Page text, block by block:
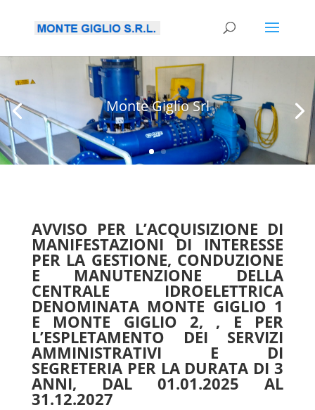
Monte Giglio Srl
AVVISO PER L’ACQUISIZIONE DI
MANIFESTAZIONI DI INTERESSE
PER LA GESTIONE, CONDUZIONE
E MANUTENZIONE DELLA
CENTRALE IDROELETTRICA
DENOMINATA MONTE GIGLIO 1
E MONTE GIGLIO 2, , E PER
L’ESPLETAMENTO DEI SERVIZI
AMMINISTRATIVI E DI
SEGRETERIA PER LA DURATA DI 3
ANNI, DAL 01.01.2025 AL
31.12.2027